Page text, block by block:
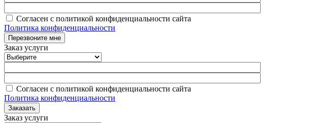
Согласен с политикой конфиденциальности сайта
Политика конфиденциальности
Заказ услуги
Согласен с политикой конфиденциальности сайта
Политика конфиденциальности
Заказ услуги